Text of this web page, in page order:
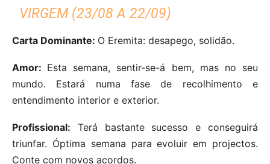
VIRGEM (23/08 A 22/09)
Carta Dominante: O Eremita: desapego, solidão.
Amor: Esta semana, sentir-se-á bem, mas no seu
mundo. Estará numa fase de recolhimento e
entendimento interior e exterior.
Profissional: Terá bastante sucesso e conseguirá
triunfar. Óptima semana para evoluir em projectos.
Conte com novos acordos.